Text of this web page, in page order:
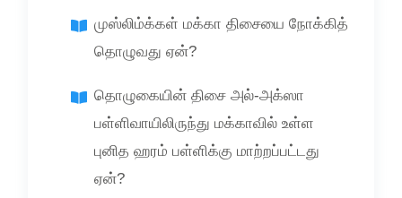
முஸ்லிம்க்கள் மக்கா திசையை நோக்கித்
தொழுவது ஏன்?
தொழுகையின் திசை அல்-அக்ஸா
பள்ளிவாயிலிருந்து மக்காவில் உள்ள
புனித ஹரம் பள்ளிக்கு மாற்றப்பட்டது
ஏன்?